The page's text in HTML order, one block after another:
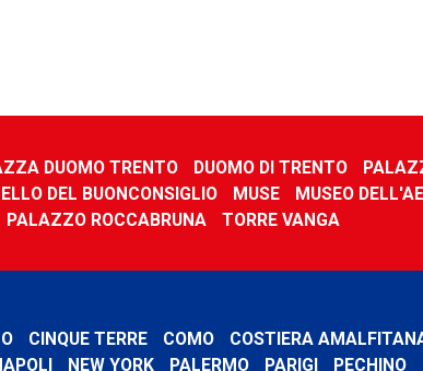
DUOMO TRENTO DUOMO DI TRENTO
DEL BUONCONSIGLIO MUSE
MUSEO
PALAZZO ROCCABRUNA TORRE VANGA
CINQUE TERRE COMO COSTIERA
NEW YORK PALERMO PARIGI PECHINO